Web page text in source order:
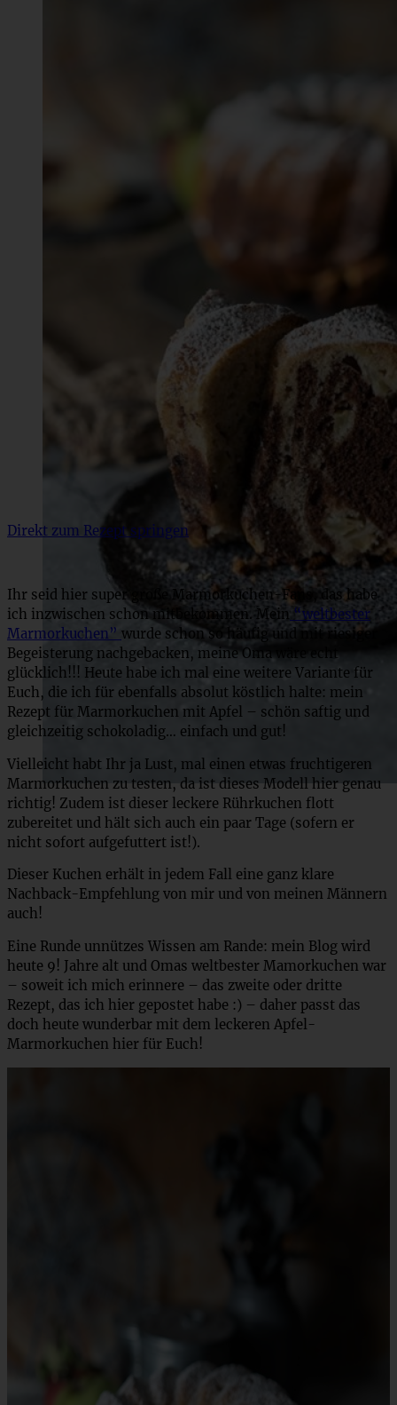
Direkt zum Rezept springen
Ihr seid hier super große Marmorkuchen-Fans, das habe
ich inzwischen schon mitbekommen. Mein “weltbester
Marmorkuchen” wurde schon so häufig und mit riesiger
Begeisterung nachgebacken, meine Oma wäre echt
glücklich!!! Heute habe ich mal eine weitere Variante für
Euch, die ich für ebenfalls absolut köstlich halte: mein
Rezept für Marmorkuchen mit Apfel – schön saftig und
gleichzeitig schokoladig… einfach und gut!
Vielleicht habt Ihr ja Lust, mal einen etwas fruchtigeren
Marmorkuchen zu testen, da ist dieses Modell hier genau
richtig! Zudem ist dieser leckere Rührkuchen flott
zubereitet und hält sich auch ein paar Tage (sofern er
nicht sofort aufgefuttert ist!).
Dieser Kuchen erhält in jedem Fall eine ganz klare
Nachback-Empfehlung von mir und von meinen Männern
auch!
Eine Runde unnützes Wissen am Rande: mein Blog wird
heute 9! Jahre alt und Omas weltbester Mamorkuchen war
– soweit ich mich erinnere – das zweite oder dritte
Rezept, das ich hier gepostet habe :) – daher passt das
doch heute wunderbar mit dem leckeren Apfel-
Marmorkuchen hier für Euch!